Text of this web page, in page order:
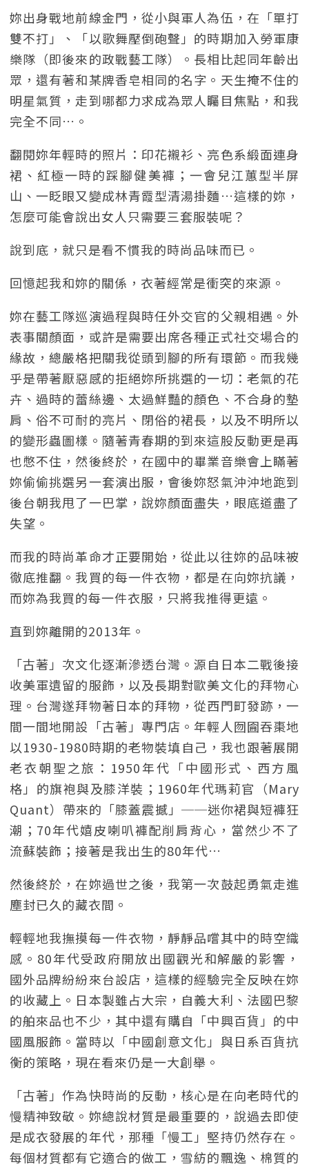
妳出身戰地前線金門，從小與軍人為伍，在「單打
雙不打」、「以歌舞壓倒砲聲」的時期加入勞軍康
樂隊（即後來的政戰藝工隊）。長相比起同年齡出
眾，還有著和某牌香皂相同的名字。天生掩不住的
明星氣質，走到哪都力求成為眾人矚目焦點，和我
完全不同…。
翻閱妳年輕時的照片：印花襯衫、亮色系緞面連身
裙、紅極一時的踩腳健美褲；一會兒江蕙型半屏
山、一眨眼又變成林青霞型清湯掛麵…這樣的妳，
怎麼可能會說出女人只需要三套服裝呢？
說到底，就只是看不慣我的時尚品味而已。
回憶起我和妳的關係，衣著經常是衝突的來源。
妳在藝工隊巡演過程與時任外交官的父親相遇。外
表事關顏面，或許是需要出席各種正式社交場合的
緣故，總嚴格把關我從頭到腳的所有環節。而我幾
乎是帶著厭惡感的拒絕妳所挑選的一切：老氣的花
卉、過時的蕾絲邊、太過鮮豔的顏色、不合身的墊
肩、俗不可耐的亮片、閉俗的裙長，以及不明所以
的變形蟲圖樣。隨著青春期的到來這股反動更是再
也憋不住，然後終於，在國中的畢業音樂會上瞞著
妳偷偷挑選另一套演出服，會後妳怒氣沖沖地跑到
後台朝我甩了一巴掌，說妳顏面盡失，眼底道盡了
失望。
而我的時尚革命才正要開始，從此以往妳的品味被
徹底推翻。我買的每一件衣物，都是在向妳抗議，
而妳為我買的每一件衣服，只將我推得更遠。
直到妳離開的2013年。
「古著」次文化逐漸滲透台灣。源自日本二戰後接
收美軍遺留的服飾，以及長期對歐美文化的拜物心
理。台灣遂拜物著日本的拜物，從西門町發跡，一
間一間地開設「古著」專門店。年輕人囫圇吞棗地
以1930-1980時期的老物裝填自己，我也跟著展開
老衣朝聖之旅：1950年代「中國形式、西方風
格」的旗袍與及膝洋裝；1960年代瑪莉官（Mary
Quant）帶來的「膝蓋震撼」──迷你裙與短褲狂
潮；70年代嬉皮喇叭褲配削肩背心，當然少不了
流蘇裝飾；接著是我出生的80年代…
然後終於，在妳過世之後，我第一次鼓起勇氣走進
塵封已久的藏衣間。
輕輕地我撫摸每一件衣物，靜靜品嚐其中的時空織
感。80年代受政府開放出國觀光和解嚴的影響，
國外品牌紛紛來台設店，這樣的經驗完全反映在妳
的收藏上。日本製雖占大宗，自義大利、法國巴黎
的舶來品也不少，其中還有購自「中興百貨」的中
國風服飾。當時以「中國創意文化」與日系百貨抗
衡的策略，現在看來仍是一大創舉。
「古著」作為快時尚的反動，核心是在向老時代的
慢精神致敬。妳總說材質是最重要的，說過去即使
是成衣發展的年代，那種「慢工」堅持仍然存在。
每個材質都有它適合的做工，雪紡的飄逸、棉質的